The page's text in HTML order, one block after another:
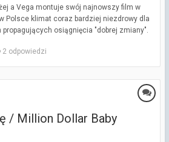
a Vega montuje swój najnowszy film w
Polsce klimat coraz bardziej niezdrowy dla
osiągnięcia "dobrej zmiany".
2 odpowiedzi
/ Million Dollar Baby